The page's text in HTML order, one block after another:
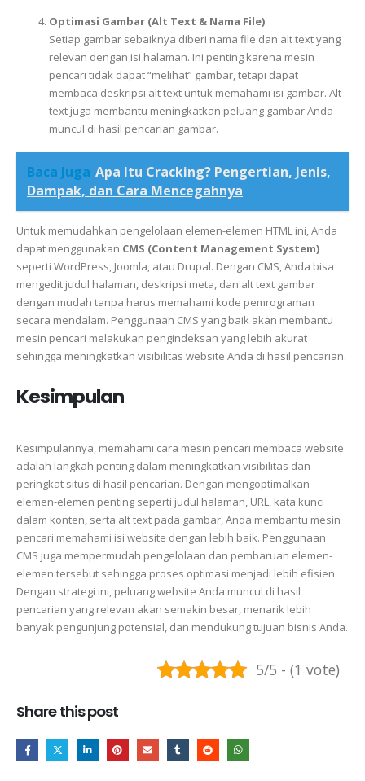
Optimasi Gambar (Alt Text & Nama File)
Setiap gambar sebaiknya diberi nama file dan alt text yang
relevan dengan isi halaman. Ini penting karena mesin
pencari tidak dapat “melihat” gambar, tetapi dapat
membaca deskripsi alt text untuk memahami isi gambar. Alt
text juga membantu meningkatkan peluang gambar Anda
muncul di hasil pencarian gambar.
Baca Juga Apa Itu Cracking? Pengertian, Jenis,
Dampak, dan Cara Mencegahnya
Untuk memudahkan pengelolaan elemen-elemen HTML ini, Anda
dapat menggunakan CMS (Content Management System)
seperti WordPress, Joomla, atau Drupal. Dengan CMS, Anda bisa
mengedit judul halaman, deskripsi meta, dan alt text gambar
dengan mudah tanpa harus memahami kode pemrograman
secara mendalam. Penggunaan CMS yang baik akan membantu
mesin pencari melakukan pengindeksan yang lebih akurat
sehingga meningkatkan visibilitas website Anda di hasil pencarian.
Kesimpulan
Kesimpulannya, memahami cara mesin pencari membaca website
adalah langkah penting dalam meningkatkan visibilitas dan
peringkat situs di hasil pencarian. Dengan mengoptimalkan
elemen-elemen penting seperti judul halaman, URL, kata kunci
dalam konten, serta alt text pada gambar, Anda membantu mesin
pencari memahami isi website dengan lebih baik. Penggunaan
CMS juga mempermudah pengelolaan dan pembaruan elemen-
elemen tersebut sehingga proses optimasi menjadi lebih efisien.
Dengan strategi ini, peluang website Anda muncul di hasil
pencarian yang relevan akan semakin besar, menarik lebih
banyak pengunjung potensial, dan mendukung tujuan bisnis Anda.
5/5 - (1 vote)
Share this post